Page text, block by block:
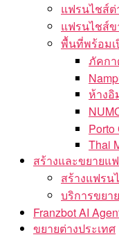
แฟรนไชส์ต่
แฟรนไชส์ข
พื้นที่พร้อมเ
ภัคก
ห้างอิ
Porto
Thai
สร้างและขยายแ
สร้างแฟรน
บริการขยา
Franzbot AI
ขยายต่างประเทศ